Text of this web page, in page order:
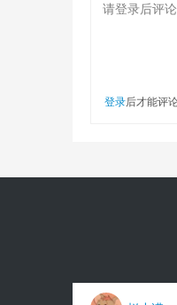
请登录后评
登录后才能评